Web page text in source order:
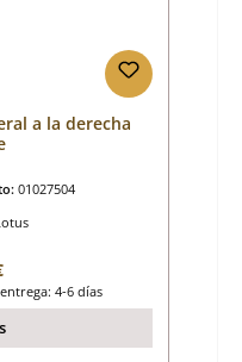
a la derecha
01027504
4-6 días